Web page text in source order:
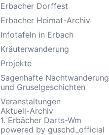
Erbacher Dorffest
Erbacher Heimat-Archiv
Infotafeln in Erbach
Kräuterwanderung
Projekte
Sagenhafte Nachtwanderung
und Gruselgeschichten
Veranstaltungen
Aktuell-Archiv
1. Erbächer Darts-Wm
powered by guschd_official